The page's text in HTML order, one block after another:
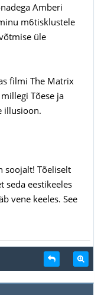
Amberi
m6tisklustele
üle
filmi The Matrix
Tõese ja
illusioon.
soojalt! Tõeliselt
seda eestikeeles
vene keeles. See